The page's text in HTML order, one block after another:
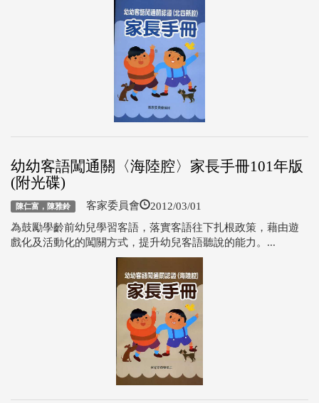
幼幼客語闖通關〈海陸腔〉家長手冊101年版
(附光碟)
陳仁富，陳雅鈴 客家委員會 2012/03/01
為鼓勵學齡前幼兒學習客語，落實客語往下扎根政策，藉由遊
戲化及活動化的闖關方式，提升幼兒客語聽說的能力。...